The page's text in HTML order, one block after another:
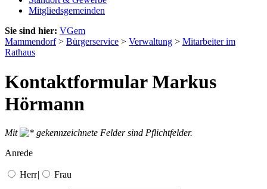
Mitgliedsgemeinden
Sie sind hier: VGem
Mammendorf> Bürgerservice > Verwaltung > Mitarbeiter im
Rathaus
Kontaktformular Markus
Hörmann
Mit
gekennzeichnete Felder sind Pflichtfelder.
Anrede
Herr| Frau